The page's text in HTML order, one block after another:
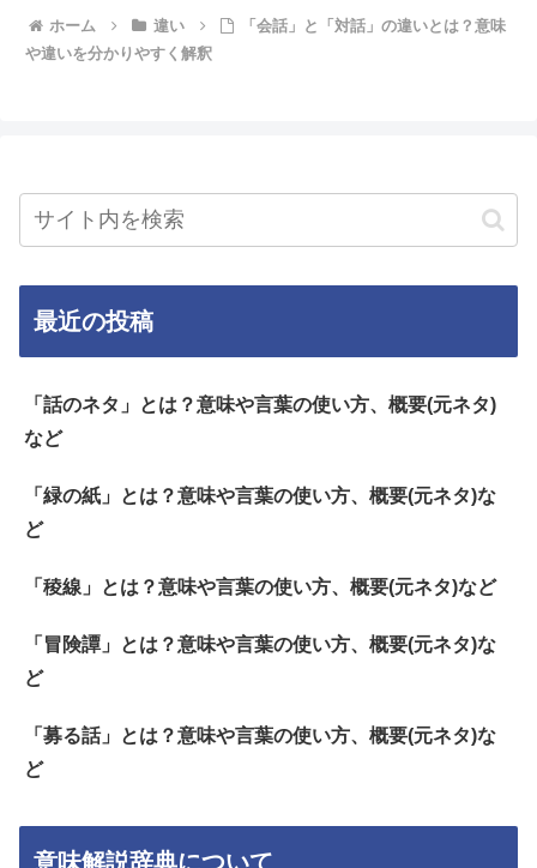
ホーム 違い
「会話」と「対話」の違いとは？意味
や違いを分かりやすく解釈
最近の投稿
「話のネタ」とは？意味や言葉の使い方、概要(元ネタ)
など
「緑の紙」とは？意味や言葉の使い方、概要(元ネタ)な
ど
「稜線」とは？意味や言葉の使い方、概要(元ネタ)など
「冒険譚」とは？意味や言葉の使い方、概要(元ネタ)な
ど
「募る話」とは？意味や言葉の使い方、概要(元ネタ)な
ど
意味解説辞典について